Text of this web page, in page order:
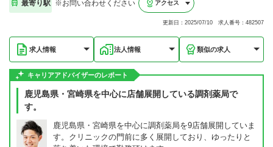
最寄り駅 ※お問い合わせください アクセス
更新日：2025/07/10 求人番号：482507
求人情報 法人情報 類似の求人
キャリアアドバイザーのレポート
鹿児島県・宮崎県を中心に店舗展開している調剤薬局で
す。
鹿児島県・宮崎県を中心に調剤薬局を9店舗展開していま
す。クリニックの門前に多く展開しており、ゆったりと